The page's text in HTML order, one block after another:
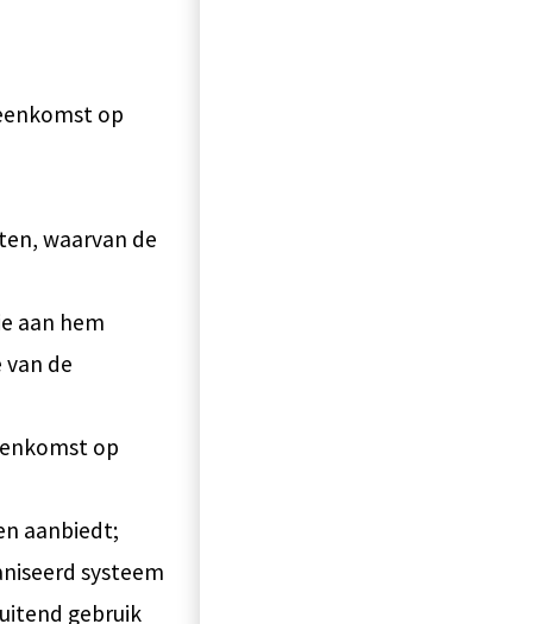
op
waarvan de
aan hem
de
op
aanbiedt;
systeem
gebruik